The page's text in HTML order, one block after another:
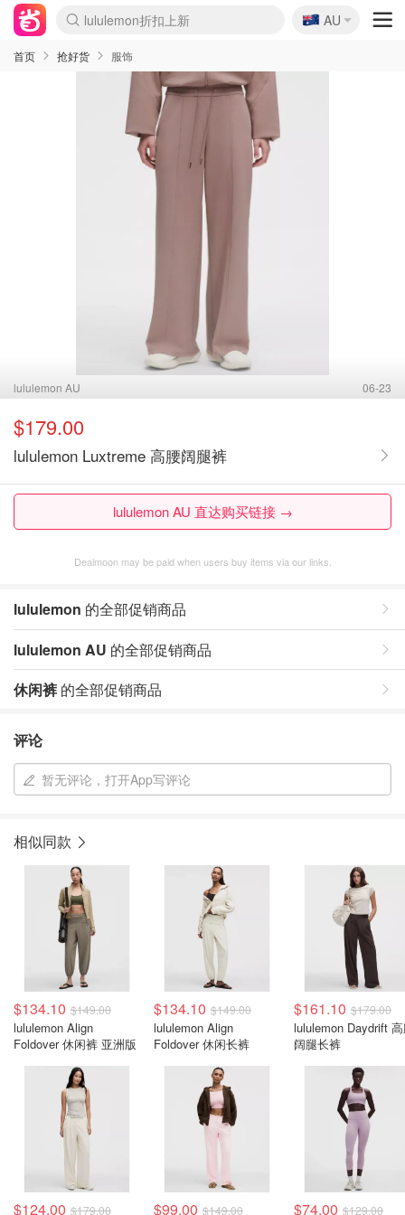
lululemon折扣上新
SSENSE年中3折
FreshBeauty好价汇总
Cettire降价+叠9折
Farfetch折上8折
WWS Coles超市实拍
viagogo二手票捡漏
Myer清仓1折起
The Outnet奢牌1折起
David Jones 3折起
Flannels大牌1折
Perfumes Club护肤1折
AMIRO返校季6.2折
Oweek抽奖送Airpods
Amazon折扣汇总
eToro入金$200送$50
Amazon数码好物
ICONIC本周7.5折
ThedoubleF高奢地板价
Moose Knuckles 6折
丝芙兰5折起
EUFY官网3.7折起
Selenichast首饰2折
Trip机票酒店促销
YSL送5件彩妆礼
Amazon家居好物
BIGBANG巡演开票
David Jones时尚3折
Amazon美妆护肤
雅漾大喷$8
过敏原检测盒$33
伊索独家赠50ml沐浴露
科颜氏清仓3折
SEALIFE海洋馆门票6折
丝塔芙大白罐$16
订阅Newsletter送香薰
Cult Beauty 6.8折
Harrods圣诞日历2.3折
LN-CC奢牌私促3折
d'Alba空姐喷雾$16
EVE LOM套装逆天2折
Bernardelli独家4折
Adore Beauty 6折起
CT圣诞日历
Mytheresa奢品2.7折
Luxury Escapes 9折
Currentbody美容仪9折
卡诗9折+赠4件礼
MOON Garden Live
ALLSAINTS美衣3折
Roborock扫地机3.7折
Tingo Life水杯$24
Valentino官网5折
CR洗发护发6.3折
🇦🇺
AU
首页 抢好货 服饰
lululemon AU 06-23
$179.00
lululemon Luxtreme 高腰阔腿裤
lululemon AU 直达购买链接 →
Dealmoon may be paid when users buy items via our links.
lululemon 的全部促销商品
lululemon AU 的全部促销商品
休闲裤 的全部促销商品
评论
暂无评论，打开App写评论
相似同款
$134.10 $149.00
lululemon Align
Foldover 休闲裤 亚洲版
$134.10 $149.00
lululemon Align
Foldover 休闲长裤
$161.10 $179.00
lululemon Daydrift
阔腿长裤
$124.00 $179.00 $99.00 $149.00 $74.00 $129.00